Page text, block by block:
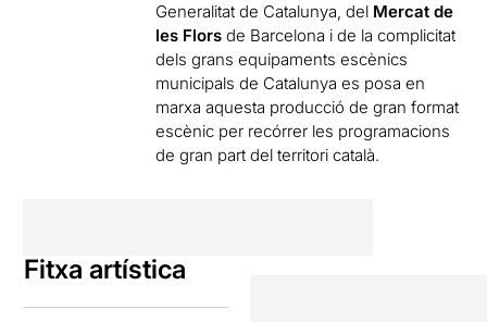
Generalitat de Catalunya, del Mercat de
les Flors de Barcelona i de la complicitat
dels grans equipaments escènics
municipals de Catalunya es posa en
marxa aquesta producció de gran format
escènic per recórrer les programacions
de gran part del territori català.
Fitxa artística